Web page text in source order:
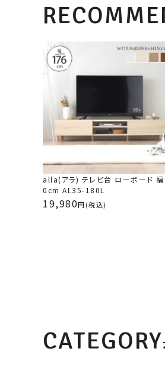
alla(アラ) テレビ台 ローボード
0cm AL35-180L
19,980 (税込)
CATEGORY